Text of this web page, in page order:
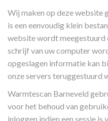
Wij maken op deze website
is een eenvoudig klein
website wordt meegestuurd
schrijf van uw computer
opgeslagen informatie kan
onze servers teruggestuurd
Warmtescan Barneveld
voor het behoud van
inloggen indien een sessie